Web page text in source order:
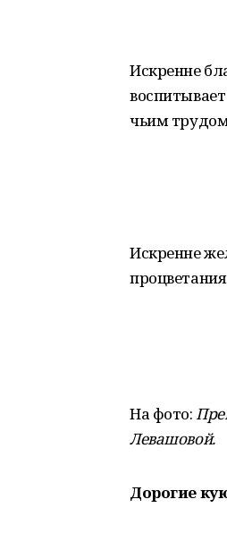
Искренне
чьим
Искренне
На фото:
Левашовой.
Дорогие